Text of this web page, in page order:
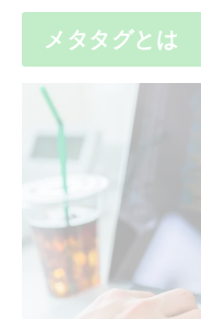
メタタグとは